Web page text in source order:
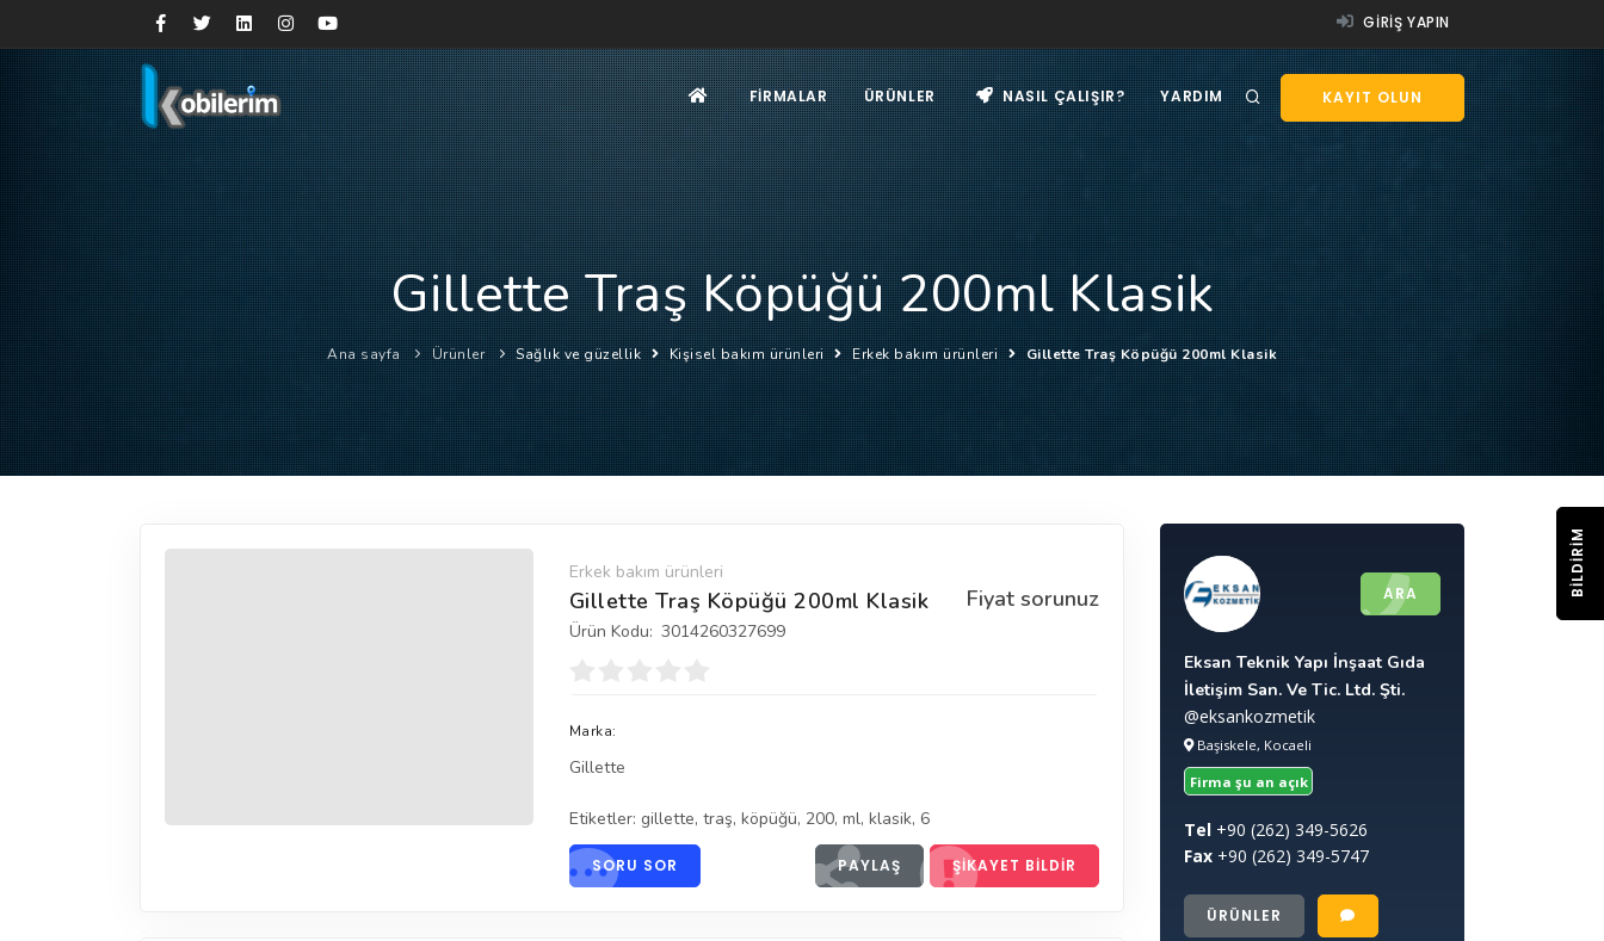
GIRIŞ YAPIN
KAYIT OLUN
FIRMALAR ÜRÜNLER NASIL ÇALIŞIR? YARDIM
Gillette Traş Köpüğü 200ml Klasik
Ana sayfa Ürünler Sağlık ve güzellik Kişisel bakım ürünleri Erkek bakım ürünleri Gillette Traş Köpüğü 200ml Klasik
Erkek bakım ürünleri
Fiyat sorunuz
Gillette Traş Köpüğü 200ml Klasik
Ürün Kodu: 3014260327699
Marka:
Gillette
Etiketler: gillette, traş, köpüğü, 200, ml, klasik, 6
SORU SOR PAYLAŞ ŞIKAYET BILDIR
ARA
Eksan Teknik Yapı İnşaat Gıda
İletişim San. Ve Tic. Ltd. Şti.
@eksankozmetik
Başiskele, Kocaeli
Firma şu an açık
Tel +90 (262) 349-5626
Fax +90 (262) 349-5747
ÜRÜNLER
BILDIRIM